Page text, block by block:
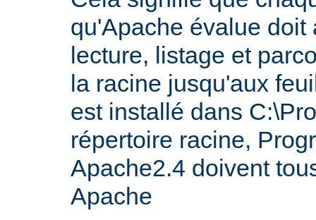
qu'Apache évalue doit
lecture, listage et
la racine jusqu'aux
est installé dans
répertoire racine,
Apache2.4 doivent
Apache